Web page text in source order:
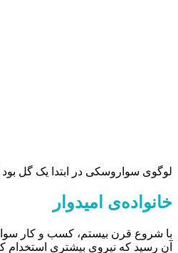
لوگوی سواروسکی در ابتدا یک گل بود
خانواده‌ی امیدوار
با شروع قرن بیستم، کسب و کار